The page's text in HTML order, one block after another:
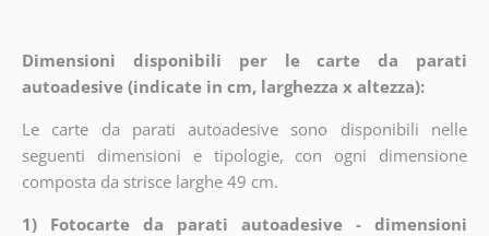
Dimensioni disponibili per le carte da parati
autoadesive (indicate in cm, larghezza x altezza):
Le carte da parati autoadesive sono disponibili nelle
seguenti dimensioni e tipologie, con ogni dimensione
composta da strisce larghe 49 cm.
1) Fotocarte da parati autoadesive - dimensioni